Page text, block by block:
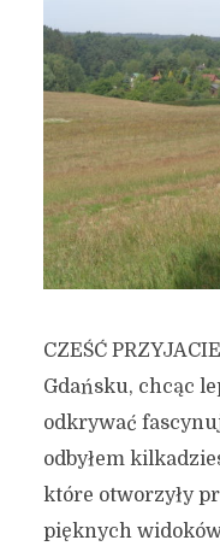
CZEŚĆ
Gdańsku, chcąc
odkrywać
odbyłem
które otworzyły
pięknych